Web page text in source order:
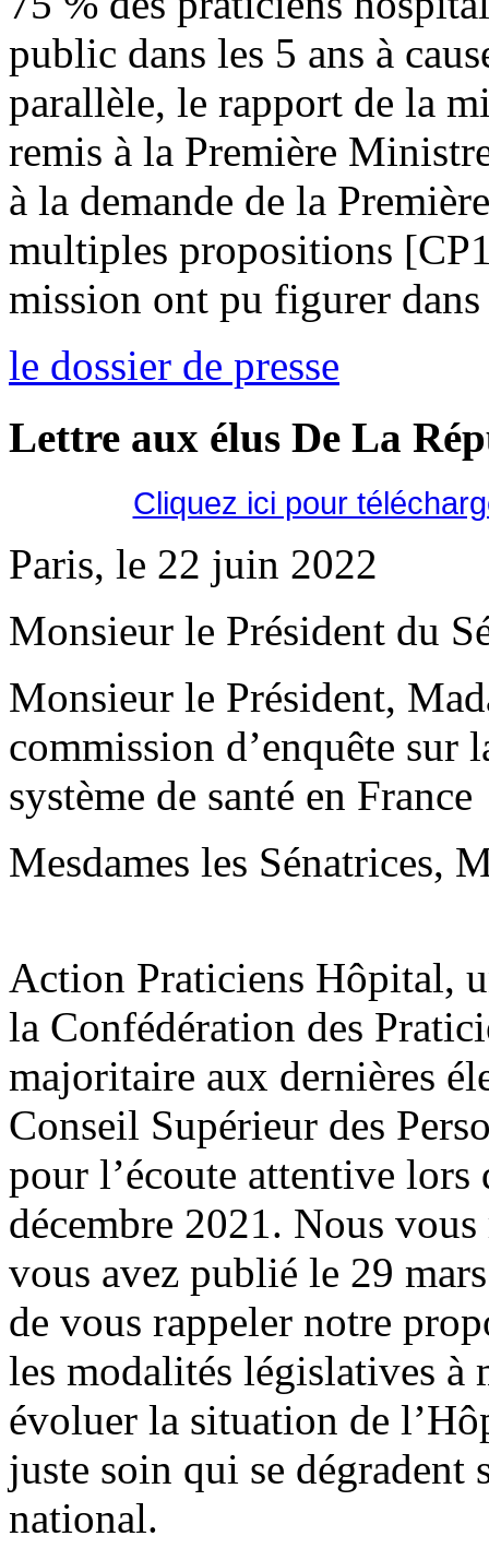
public dans les 5 ans à
parallèle, le rapport de la
remis à la Première
à la demande de la
multiples propositions
mission ont pu figurer
le dossier de presse
Lettre aux élus De La
Cliquez ici pour
Paris, le 22 juin 2022
Monsieur le Président du
Monsieur le Président,
commission d’enquête sur
système de santé en France
Mesdames les Sénatrices,
Action Praticiens Hôpital,
la Confédération des
majoritaire aux dernières
Conseil Supérieur des
pour l’écoute attentive
décembre 2021. Nous
vous avez publié le 29
de vous rappeler notre
les modalités législatives
évoluer la situation de
juste soin qui se dégradent
national.